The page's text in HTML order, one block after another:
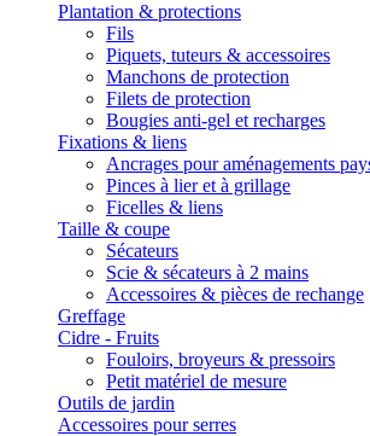
Plantation & protections
Fils
Piquets, tuteurs & accessoires
Manchons de protection
Filets de protection
Bougies anti-gel et recharges
Fixations & liens
Ancrages pour aménagements
Pinces à lier et à grillage
Ficelles & liens
Taille & coupe
Sécateurs
Scie & sécateurs à 2 mains
Accessoires & pièces de rechange
Greffage
Cidre - Fruits
Fouloirs, broyeurs & pressoirs
Petit matériel de mesure
Outils de jardin
Accessoires pour serres